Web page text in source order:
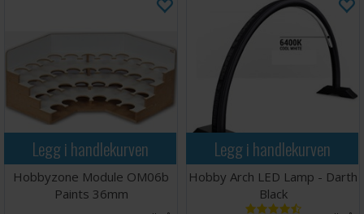
Legg i handlekurven
Hobbyzone Module OM06b
Paints 36mm
Legg i handlekurven
Hobby Arch LED Lamp - Darth
Black